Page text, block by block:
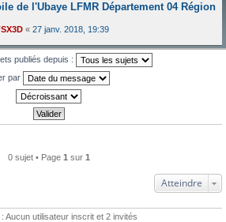
de l'Ubaye LFMR Département 04 Région
« 27 janv. 2018, 19:39
publiés depuis :
par
0 sujet • Page 1 sur 1
Atteindre
Aucun utilisateur inscrit et 2 invités